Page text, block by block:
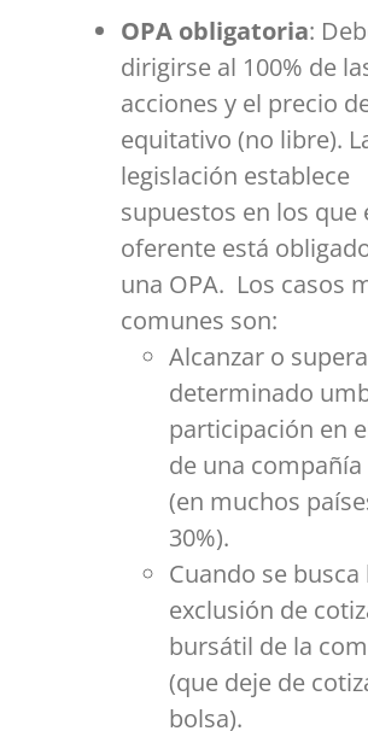
OPA obligatoria:
dirigirse al 100% de
acciones y el precio
equitativo (no libre).
legislación establece
supuestos en los que
oferente está
una OPA. Los casos
comunes son:
Alcanzar o
determinado
participación en
de una
(en muchos
30%).
Cuando se busca
exclusión de
bursátil de la
(que deje de
bolsa).